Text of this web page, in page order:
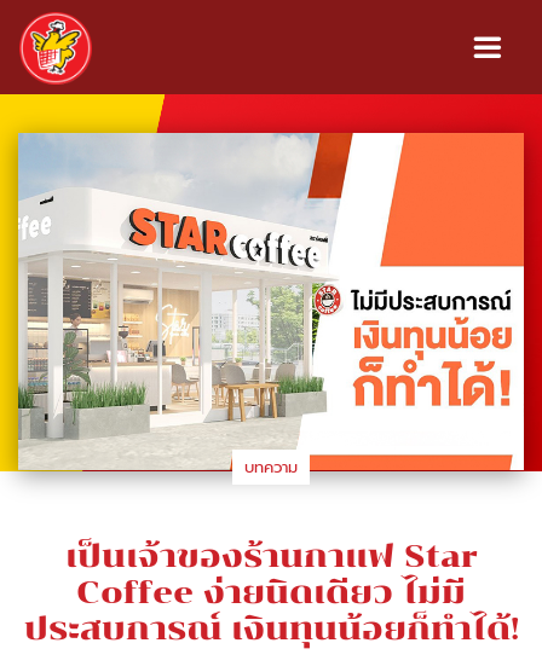
บทความ
เป็นเจ้าของร้านกาแฟ Star
Coffee ง่ายนิดเดียว ไม่มี
ประสบการณ์ เงินทุนน้อยก็ทำได้!